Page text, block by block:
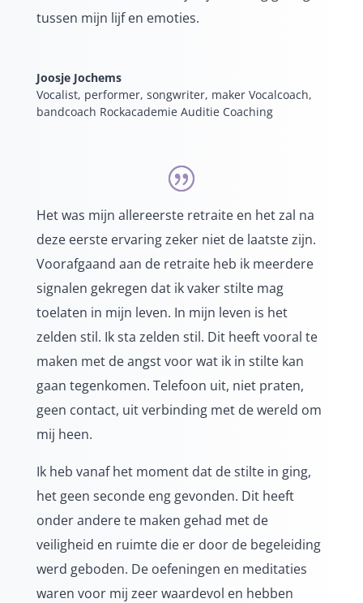
tussen mijn lijf en emoties.
Joosje Jochems
Vocalist, performer, songwriter, maker Vocalcoach,
bandcoach Rockacademie Auditie Coaching
Het was mijn allereerste retraite en het zal na
deze eerste ervaring zeker niet de laatste zijn.
Voorafgaand aan de retraite heb ik meerdere
signalen gekregen dat ik vaker stilte mag
toelaten in mijn leven. In mijn leven is het
zelden stil. Ik sta zelden stil. Dit heeft vooral te
maken met de angst voor wat ik in stilte kan
gaan tegenkomen. Telefoon uit, niet praten,
geen contact, uit verbinding met de wereld om
mij heen.
Ik heb vanaf het moment dat de stilte in ging,
het geen seconde eng gevonden. Dit heeft
onder andere te maken gehad met de
veiligheid en ruimte die er door de begeleiding
werd geboden. De oefeningen en meditaties
waren voor mij zeer waardevol en hebben